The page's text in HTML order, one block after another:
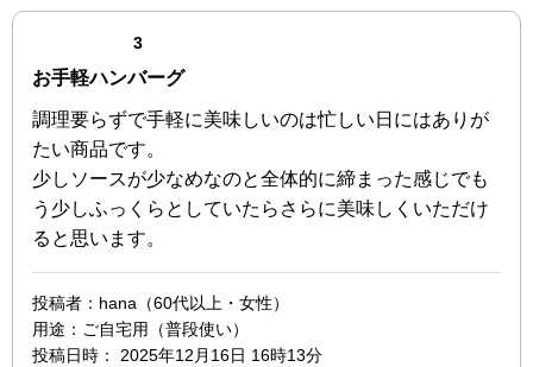
最新の商品レビュー
3点（3点満点中）
お手軽ハンバーグ
調理要らずで手軽に美味しいのは忙しい日にはありが
たい商品です。
少しソースが少なめなのと全体的に締まった感じでも
う少しふっくらとしていたらさらに美味しくいただけ
ると思います。
投稿者 ：hana（60代以上・女性）
用途 ：ご自宅用（普段使い）
投稿日時 ： 2025年12月16日 16時13分